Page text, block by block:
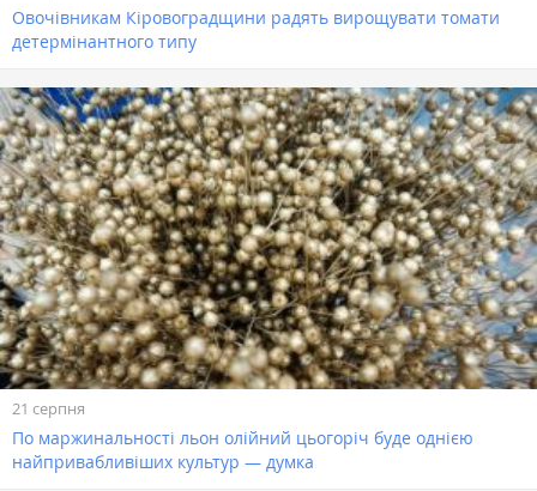
Овочівникам Кіровоградщини радять вирощувати томати
детермінантного типу
21 серпня
По маржинальності льон олійний цьогоріч буде однією
найпривабливіших культур — думка